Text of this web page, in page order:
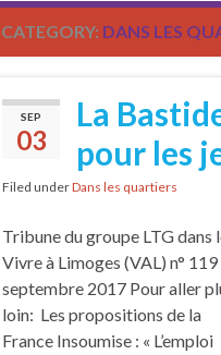
CATEGORY: DANS LES
SEP
03
La
pour les
Filed underDans les quartiers
Tribune du groupe LTG dans
Vivre à Limoges (VAL) n° 119
septembre 2017 Pour aller
loin: Les propositions de la
France Insoumise : « L’emploi